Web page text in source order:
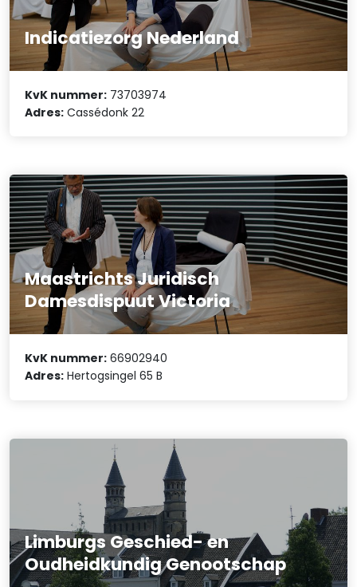
Indicatiezorg Nederland
KvK nummer: 73703974
Adres: Cassédonk 22
Maastrichts Juridisch
Damesdispuut Victoria
KvK nummer: 66902940
Adres: Hertogsingel 65 B
Limburgs Geschied- en
Oudheidkundig Genootschap